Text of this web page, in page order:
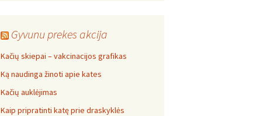
Gyvunu prekes akcija
Kačių skiepai – vakcinacijos grafikas
Ką naudinga žinoti apie kates
Kačių auklėjimas
Kaip pripratinti katę prie draskyklės